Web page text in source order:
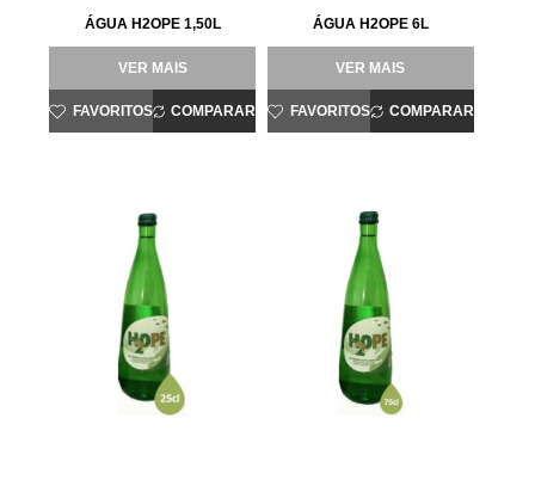
ÁGUA H2OPE 1,50L
VER MAIS
FAVORITOS COMPARAR
ÁGUA H2OPE 6L
VER MAIS
FAVORITOS COMPARAR